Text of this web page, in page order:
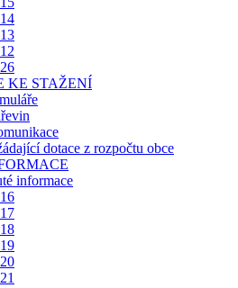
KE STAŽENÍ
dotace z rozpočtu obce
informace